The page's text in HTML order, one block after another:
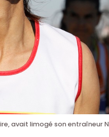
avait limogé son entraîneur